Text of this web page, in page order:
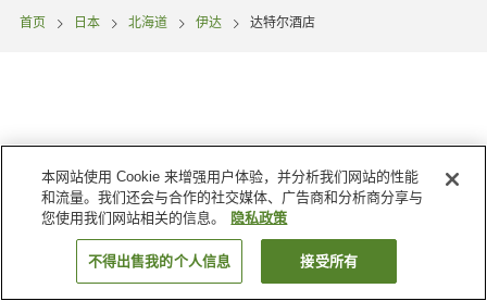
首页 日本 北海道 伊达 达特尔酒店
搜索客房
本网站使用 Cookie 来增强用户体验，并分析我们网站的性能
和流量。我们还会与合作的社交媒体、广告商和分析商分享与
您使用我们网站相关的信息。
隐私政策
不得出售我的个人信息 接受所有